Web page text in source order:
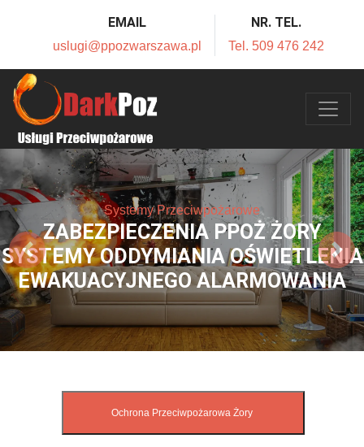
EMAIL
uslugi@ppozwarszawa.pl
NR. TEL.
Tel. 509 476 242
Systemy Przeciwpożarowe
ZABEZPIECZENIA PPOŻ ŻORY
SYSTEMY ODDYMIANIA OŚWIETLENIA
EWAKUACYJNEGO ALARMOWANIA